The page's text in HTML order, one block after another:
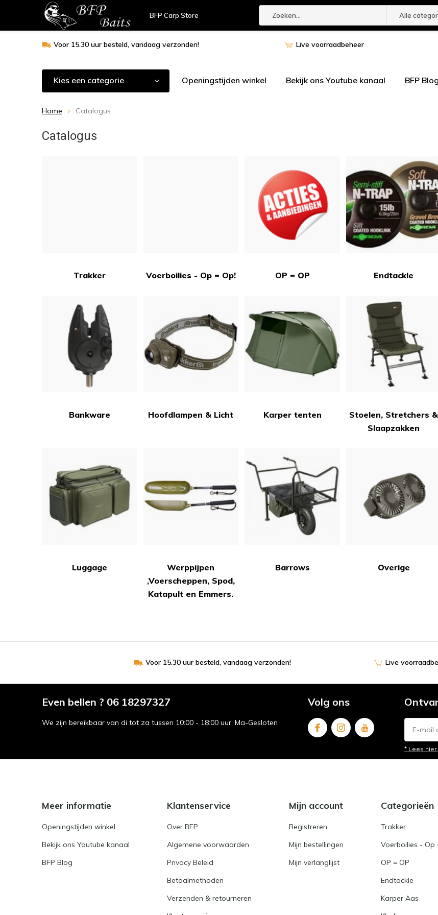
BFP Carp Store Alle
Voor 15.30 uur besteld, vandaag verzonden! Live voorraadbeheer
Kies een categorie Openingstijden winkel Bekijk ons Youtube kanaal BFP Blog
Home Catalogus
Catalogus
Trakker Voerboilies - Op = Op! OP = OP Endtackle
Bankware Hoofdlampen & Licht Karper tenten
Stoelen, Stretchers &
Slaapzakken
Luggage
Werppijpen
,Voerscheppen, Spod,
Katapult en Emmers.
Barrows Overige
Voor 15.30 uur besteld, vandaag verzonden! Live
Even bellen ? 06 18297327
We zijn bereikbaar van di tot za tussen 10:00 - 18:00 uur. Ma-Gesloten
Volg ons
* Lees
Meer informatie
Openingstijden winkel
Bekijk ons Youtube kanaal
BFP Blog
Klantenservice
Over BFP
Algemene voorwaarden
Privacy Beleid
Betaalmethoden
Verzenden & retourneren
Mijn account
Registreren
Mijn bestellingen
Mijn verlanglijst
Categorieën
Trakker
Voerboilies - Op
OP = OP
Endtackle
Karper Aas